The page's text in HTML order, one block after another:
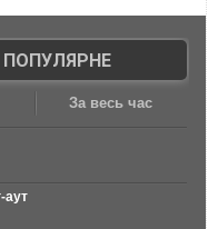
ПОПУЛЯРНЕ
За весь час
аут